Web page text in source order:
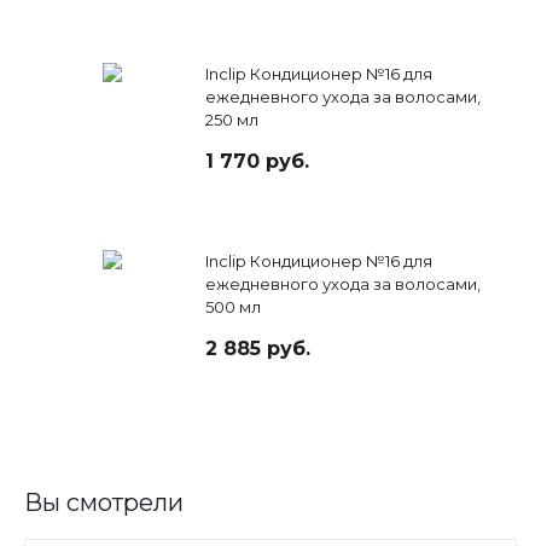
Inclip Кондиционер №16 для
ежедневного ухода за волосами,
250 мл
1 770 руб.
Inclip Кондиционер №16 для
ежедневного ухода за волосами,
500 мл
2 885 руб.
Вы смотрели